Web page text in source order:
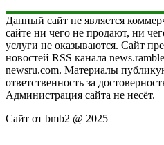
Данный сайт не является
сайте ни чего не продают, ни
услуги не оказываются. Сайт
новостей RSS канала
newsru.com. Материалы
ответственность за
Администрация сайта не несёт.
Сайт от bmb2 @ 2025